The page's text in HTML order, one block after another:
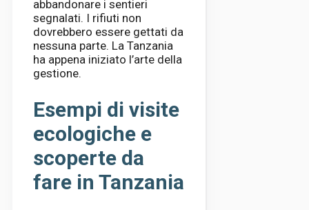
abbandonare i sentieri
segnalati. I rifiuti non
dovrebbero essere gettati da
nessuna parte. La Tanzania
ha appena iniziato l’arte della
gestione.
Esempi di visite
ecologiche e
scoperte da
fare in Tanzania